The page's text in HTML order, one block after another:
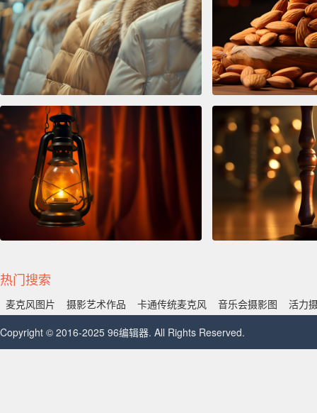
热门搜索
麦克风图片 摄影艺术作品 卡通传统麦克风 音乐会摄影图
活力
Copyright © 2016-2025 96编辑器. All Rights Reserved.